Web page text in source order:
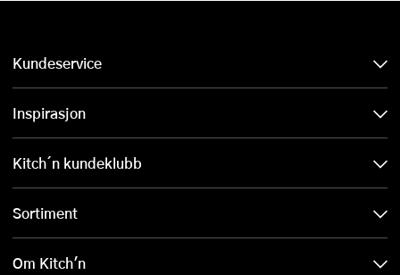
Kundeservice
Inspirasjon
Kitch´n kundeklubb
Sortiment
Om Kitch'n